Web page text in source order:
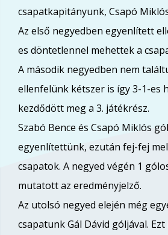
csapatkapitányunk, Csapó
Az első negyedben egyenlített
es döntetlennel mehettek a
A második negyedben nem
ellenfelünk kétszer is így 3-1-es
kezdődött meg a 3. játékrész.
Szabó Bence és Csapó Miklós
egyenlítettünk, ezután fej-fej
csapatok. A negyed végén 1
mutatott az eredményjelző.
Az utolsó negyed elején még
csapatunk Gál Dávid góljával.